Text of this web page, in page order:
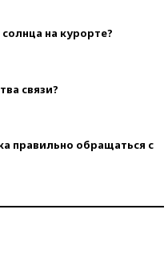
на курорте?
связи?
правильно обращаться с